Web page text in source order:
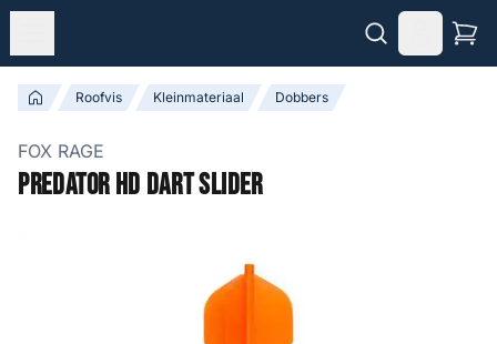
Roofvis Kleinmateriaal Dobbers
FOX RAGE
Predator HD Dart Slider